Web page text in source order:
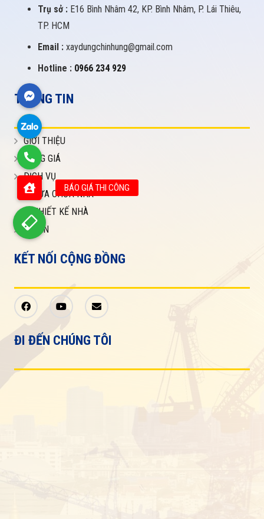
Trụ sở : E16 Bình Nhâm 42, KP. Bình Nhâm, P. Lái Thiêu,
TP. HCM
Email : xaydungchinhung@gmail.com
Hotline : 0966 234 929
THÔNG TIN
GIỚI THIỆU
BẢNG GIÁ
DỊCH VỤ
SỬA CHỮA NHÀ
THIẾT KẾ NHÀ
DỰ ÁN
KẾT NỐI CỘNG ĐỒNG
ĐI ĐẾN CHÚNG TÔI